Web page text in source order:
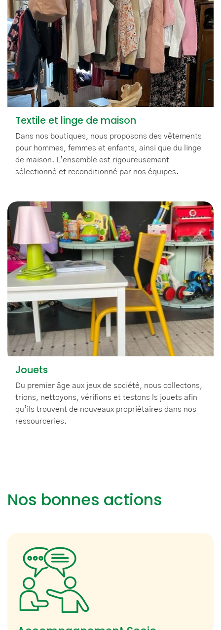
Textile et linge de maison
Dans nos boutiques, nous proposons des vêtements
pour hommes, femmes et enfants, ainsi que du linge
de maison. L’ensemble est rigoureusement
sélectionné et reconditionné par nos équipes.
Jouets
Du premier âge aux jeux de société, nous collectons,
trions, nettoyons, vérifions et testons ls jouets afin
qu’ils trouvent de nouveaux propriétaires dans nos
ressourceries.
Nos bonnes actions